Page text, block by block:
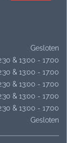
Gesloten
& 13:00 - 17:00
& 13:00 - 17:00
& 13:00 - 17:00
& 13:00 - 17:00
& 13:00 - 17:00
Gesloten